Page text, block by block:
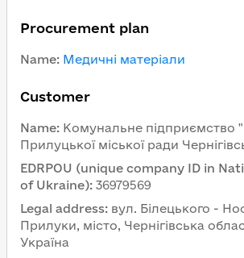
Procurement plan
Name: Медичні матеріали
Customer
Name: Комунальне підприємство
Прилуцької міської ради
EDRPOU (unique company ID in
of Ukraine): 36979569
Legal address: вул. Білецького -
Прилуки, місто, Чернігівська
Україна